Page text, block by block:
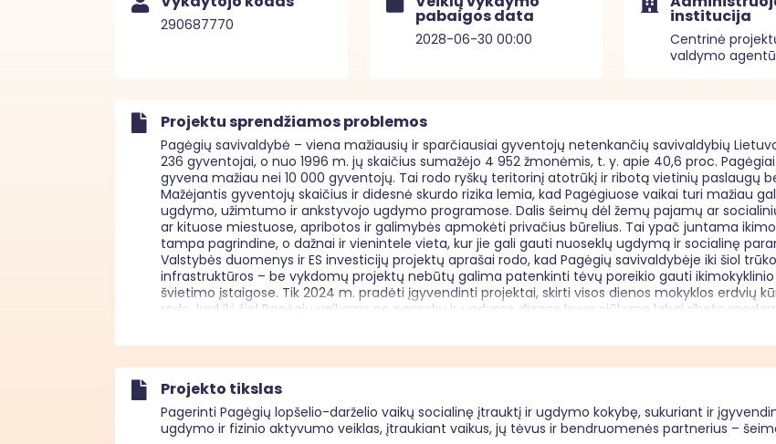
290687770 pabaigos data
2028-06-30 00:00
institucija
Centrinė
valdymo
Projektu sprendžiamos problemos
Pagėgių savivaldybė – viena mažiausių ir sparčiausiai gyventojų netenkančių savivaldybių
236 gyventojai, o nuo 1996 m. jų skaičius sumažėjo 4 952 žmonėmis, t. y. apie 40,6 proc.
gyvena mažiau nei 10 000 gyventojų. Tai rodo ryškų teritorinį atotrūkį ir ribotą vietinių paslaugų
Mažėjantis gyventojų skaičius ir didesnė skurdo rizika lemia, kad Pagėgiuose vaikai turi mažiau
ugdymo, užimtumo ir ankstyvojo ugdymo programose. Dalis šeimų dėl žemų pajamų ar
ar kituose miestuose, apribotos ir galimybės apmokėti privačius būrelius. Tai ypač juntama
tampa pagrindine, o dažnai ir vienintele vieta, kur jie gali gauti nuoseklų ugdymą ir socialinę
Valstybės duomenys ir ES investicijų projektų aprašai rodo, kad Pagėgių savivaldybėje iki šiol
infrastruktūros – be vykdomų projektų nebūtų galima patenkinti tėvų poreikio gauti
švietimo įstaigose. Tik 2024 m. pradėti įgyvendinti projektai, skirti visos dienos mokyklos erdvių
rodo, kad iki šiol Pagėgių vaikams po pamokų ir ugdymo dienos buvo siūloma labai ribota
Tuo pačiu metu Pagėgių savivaldybės šeimos gerovės centras teikia platų socialinių paslaugų
šeimoms, vaikų dienos centro paslaugas, kompleksinę pagalbą šeimai, psichosocialinę pagalbą.
Ikimokyklinio ir priešmokyklinio ugdymo srityje visoje Lietuvoje pripažįstama, kad ankstyvasis
mažinant vaikų socialinę atskirtį, ypač kalbant apie vaikus iš socialinę riziką patiriančių šeimų. Tą
ugdymo užtikrinimas vaikams iš socialinę riziką patiriančių šeimų“, kuriame pabrėžiama, kad
vaikus, neturinčius galimybės dalyvauti ikimokyklinio ugdymo programose.
Projekto tikslas
Pagerinti Pagėgių lopšelio-darželio vaikų socialinę įtrauktį ir ugdymo kokybę, sukuriant ir
ugdymo ir fizinio aktyvumo veiklas, įtraukiant vaikus, jų tėvus ir bendruomenės partnerius –